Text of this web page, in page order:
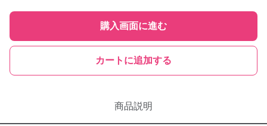
購入画面に進む
カートに追加する
商品説明